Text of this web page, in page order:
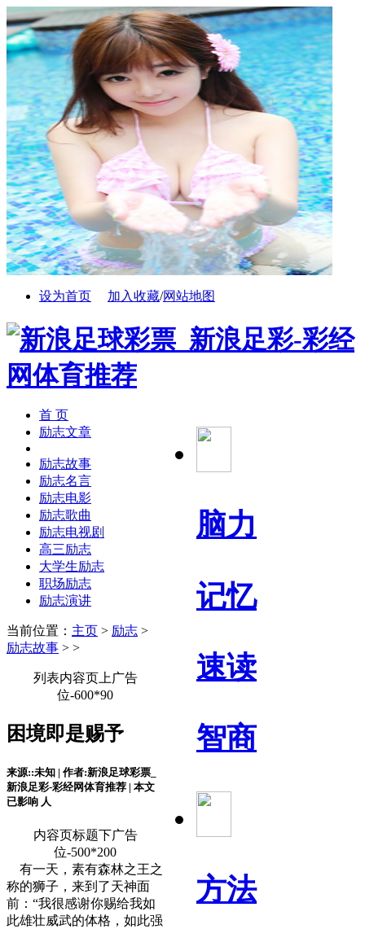
设为首页 加入收藏/网站地图
脑力
记忆
速读
智商
方法
首 页
励志文章
励志故事
励志名言
励志电影
励志歌曲
励志电视剧
高三励志
大学生励志
职场励志
励志演讲
当前位置： 主页 > 励志 >
励志故事 > >
列表内容页上广告
位-600*90
困境即是赐予
来源::未知 | 作者:新浪足球彩票_
新浪足彩-彩经网体育推荐 | 本文
已影响 人
内容页标题下广告
位-500*200
有一天，素有森林之王之
称的狮子，来到了天神面
前：“我很感谢你赐给我如
此雄壮威武的体格，如此强